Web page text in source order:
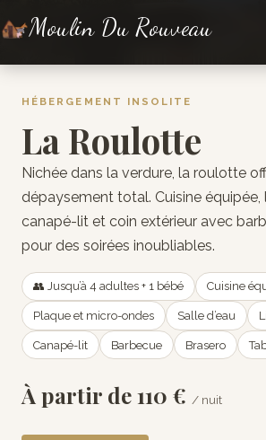
Moulin Du Rouveau
HÉBERGEMENT INSOLITE
La Roulotte
Nichée dans la verdure, la roulotte
dépaysement total. Cuisine équipée,
canapé-lit et coin extérieur avec
pour des soirées inoubliables.
👥 Jusqu’à 4 adultes + 1 bébé Cuisine
Plaque et micro-ondes Salle d’eau
Canapé-lit Barbecue Brasero
À partir de 110 € / nuit